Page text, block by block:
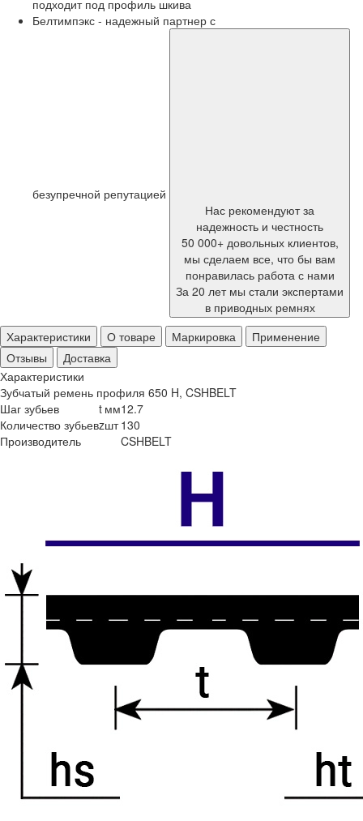
подходит под профиль шкива
Белтимпэкс - надежный партнер с
безупречной репутацией
Нас рекомендуют за
надежность и честность
50 000+ довольных клиентов,
мы сделаем все, что бы вам
понравилась работа с нами
За 20 лет мы стали экспертами
в приводных ремнях
Характеристики
О товаре Маркировка
Применение
Отзывы
Доставка
Характеристики
Зубчатый ремень профиля 650 H, CSHBELT
Шаг зубьев
t мм12.7
Количество зубьевzшт 130
Производитель
CSHBELT